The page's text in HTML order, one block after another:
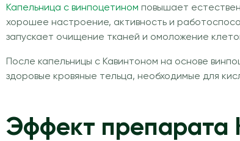
Капельница с винпоцетином повышает
хорошее настроение, активность и
запускает очищение тканей и омоложение
После капельницы с Кавинтоном на основе
здоровые кровяные тельца, необходимые для
Эффект препарата